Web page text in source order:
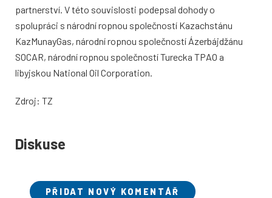
partnerství. V této souvislosti podepsal dohody o
spolupráci s národní ropnou společností Kazachstánu
KazMunayGas, národní ropnou společností Ázerbájdžánu
SOCAR, národní ropnou společností Turecka TPAO a
libyjskou National Oil Corporation.
Zdroj: TZ
Diskuse
PŘIDAT NOVÝ KOMENTÁŘ